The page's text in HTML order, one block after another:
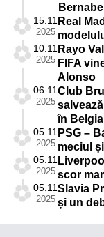
15.11
2025
Real
10.11
2025
Rayo
FIFA
Alonso
06.11
2025
Club
în Belgia
05.11
2025
PSG –
meciul
05.11
2025 scor
05.11
2025
Slavia
și un